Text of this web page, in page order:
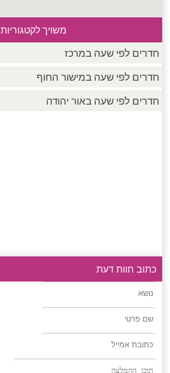
משויך לקטגוריות
חדרים לפי שעה במרכז
חדרים לפי שעה במישור החוף
חדרים לפי שעה באור יהודה
כתוב חוות דעת